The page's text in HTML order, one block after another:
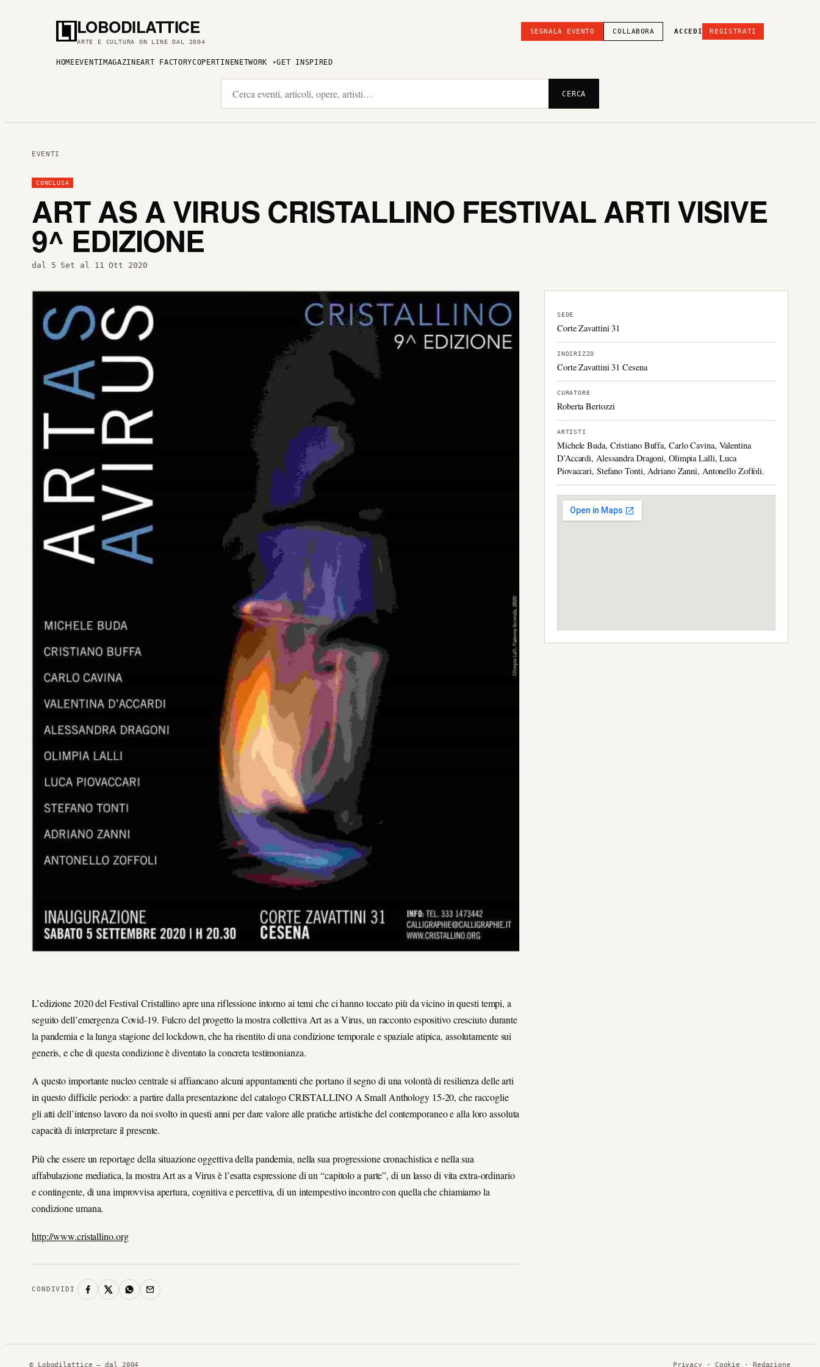
LOBODILATTICE
ARTE E CULTURA ON LINE DAL 2004
SEGNALA EVENTO COLLABORA ACCEDI REGISTRATI
HOME EVENTI MAGAZINEART FACTORYCOPERTINENETWORK GET INSPIRED
CERCA
EVENTI
CONCLUSA
ART AS A VIRUS CRISTALLINO FESTIVAL ARTI VISIVE
9^ EDIZIONE
dal 5 Set al 11 Ott 2020
L’edizione 2020 del Festival Cristallino apre una riflessione intorno ai temi che ci hanno toccato più da vicino in questi tempi, a
seguito dell’emergenza Covid-19. Fulcro del progetto la mostra collettiva Art as a Virus, un racconto espositivo cresciuto durante
la pandemia e la lunga stagione del lockdown, che ha risentito di una condizione temporale e spaziale atipica, assolutamente sui
generis, e che di questa condizione è diventato la concreta testimonianza.
A questo importante nucleo centrale si affiancano alcuni appuntamenti che portano il segno di una volontà di resilienza delle arti
in questo difficile periodo: a partire dalla presentazione del catalogo CRISTALLINO A Small Anthology 15-20, che raccoglie
gli atti dell’intenso lavoro da noi svolto in questi anni per dare valore alle pratiche artistiche del contemporaneo e alla loro assoluta
capacità di interpretare il presente.
Più che essere un reportage della situazione oggettiva della pandemia, nella sua progressione cronachistica e nella sua
affabulazione mediatica, la mostra Art as a Virus è l’esatta espressione di un “capitolo a parte”, di un lasso di vita extra-ordinario
e contingente, di una improvvisa apertura, cognitiva e percettiva, di un intempestivo incontro con quella che chiamiamo la
condizione umana.
http://www.cristallino.org
CONDIVIDI
SEDE
Corte Zavattini 31
INDIRIZZO
Corte Zavattini 31 Cesena
CURATORE
Roberta Bertozzi
ARTISTI
Michele Buda, Cristiano Buffa, Carlo Cavina, Valentina
D’Accardi, Alessandra Dragoni, Olimpia Lalli, Luca
Piovaccari, Stefano Tonti, Adriano Zanni, Antonello Zoffoli.
© Lobodilattice — dal 2004 Privacy · Cookie · Redazione